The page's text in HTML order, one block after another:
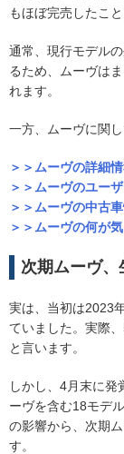
もほぼ完売したこ
通常、現行モデル
るため、ムーヴは
れます。
一方、ムーヴに関
＞＞ムーヴの詳細
＞＞ムーヴのユー
＞＞ムーヴの中古
＞＞ムーヴの何が
次期ムーヴ
実は、当初は2023
ていました。実際
と言います。
しかし、4月末に発
ーヴを含む18モデ
の影響から、次期
す。